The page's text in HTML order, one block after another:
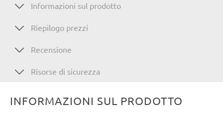
Informazioni sul prodotto
Riepilogo prezzi
Recensione
Risorse di sicurezza
INFORMAZIONI SUL PRODOTTO